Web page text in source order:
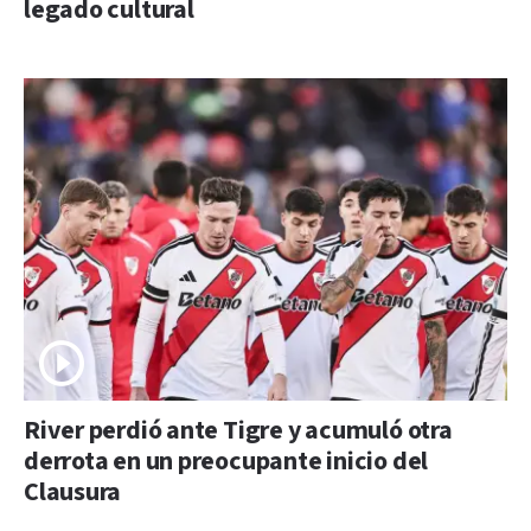
legado cultural
River perdió ante Tigre y acumuló otra
derrota en un preocupante inicio del
Clausura